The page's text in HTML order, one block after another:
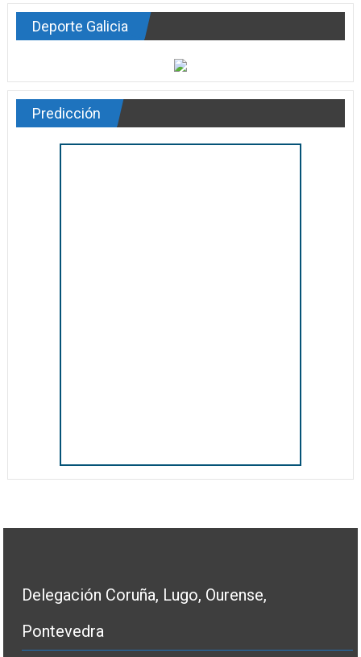
Deporte Galicia
Predicción
Delegación Coruña, Lugo, Ourense,
Pontevedra